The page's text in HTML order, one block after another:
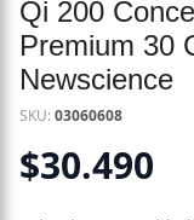
Qi 200
Premium 30
Newscience
SKU:03060608
$30.490